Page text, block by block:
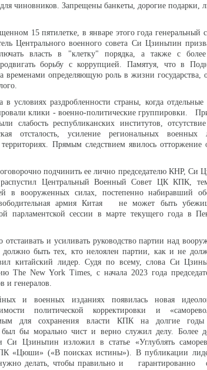
чиновников. Запрещены банкеты, дорогие подарки,
15 пятилетке, в январе этого года генеральный
Центрального военного совета Си Цзиньпин
власть в "клетку" порядка, а также с
борьбу с коррупцией. Памятуя, что в
определяющую роль в жизни государства,
условиях раздробленности страны, когда отдельные
клики - военно-политические группировки.
республиканских институтов,
отсталость, усиление региональных военных
Прямым следствием явилось отторжение
подчинить ее лично председателю КНР, Си
распустил Центральный Военный Совет ЦК КПК,
в вооруженных силах, постепенно набиравший
армия Китая не может быть
парламентской сессии в марте текущего года в
и усиливать руководство партии над
быть тех, кто нелоялен партии, как и не
китайский лидер. Судя по всему, слова Си
The New York Times, с начала 2023 года
и генералов.
и военных изданиях появилась новая
политической корректировки и
для сохранения власти КПК на долгие годы
бы морально чист и верно служил делу. Более
Си Цзиньпин изложил в статье «Углублять
«Цюши» («В поисках истины»). В публикации
делать, чтобы правильно и гарантированно